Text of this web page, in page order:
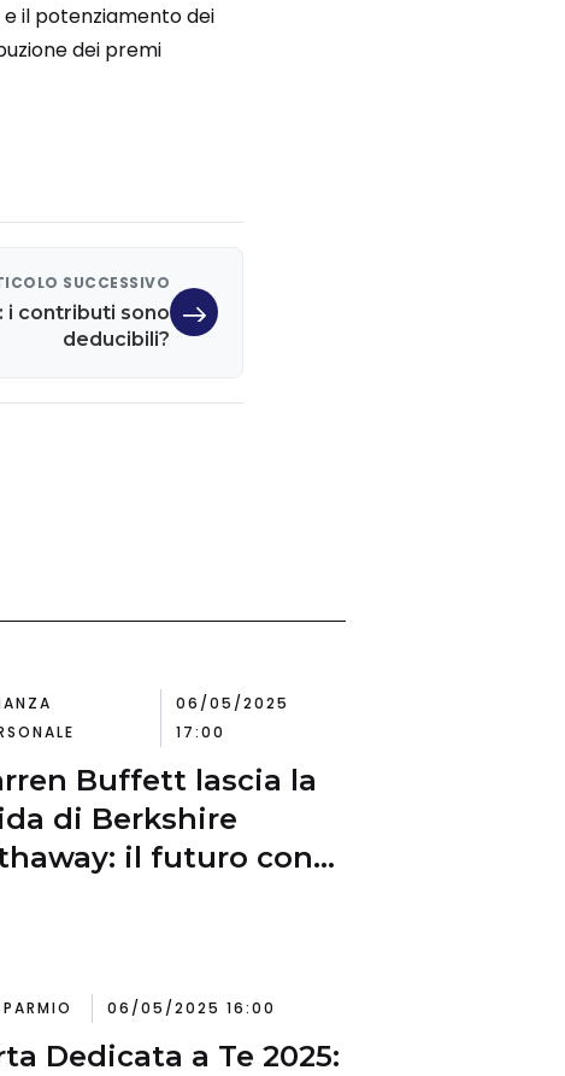
il potenziamento dei
dei premi
SUCCESSIVO
i contributi sono
deducibili?
06/05/2025
17:00
Buffett lascia la
di Berkshire
il futuro con
06/05/2025 16:00
Dedicata a Te 2025: